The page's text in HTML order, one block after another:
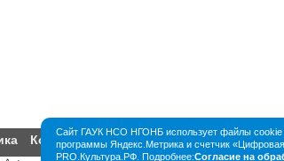
Контакты Партнёры
Сайт ГАУК НСО НГОНБ использует файлы cookie
программы Яндекс.Метрика и счетчик «Цифровая
PRO.Культура.РФ. Подробнее:Согласие на